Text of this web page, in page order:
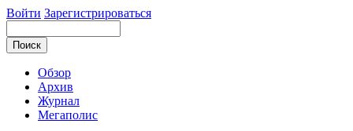
Войти Зарегистрироваться
Обзор
Архив
Журнал
Мегаполис